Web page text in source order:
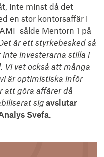
inte minst då det
en stor kontorsaffär i
sålde Mentorn 1 på
är ett styrkebesked så
investerarna stilla i
Vi vet också att många
är optimistiska inför
att göra affärer då
sig avslutar
Svefa.